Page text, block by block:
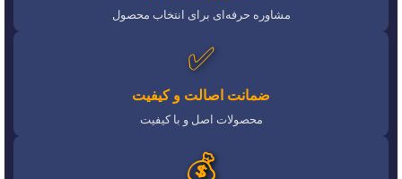
مشاوره حرفه‌ای برای انتخاب محصول
✅
ضمانت اصالت و کیفیت
محصولات اصل و با کیفیت
💰